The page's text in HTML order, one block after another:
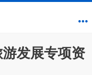
发展专项资